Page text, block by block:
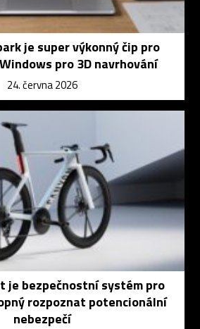
je super výkonný čip pro
pro 3D navrhování
24. června 2026
je bezpečnostní systém pro
rozpoznat potencionální
nebezpečí